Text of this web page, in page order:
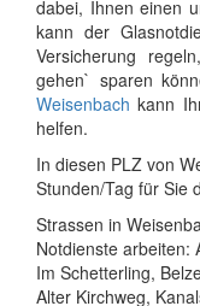
dabei, Ihnen einen
kann der
Versicherung
gehen` sparen
Weisenbach kann
helfen.
In diesen PLZ von
Stunden/Tag für Sie
Strassen in
Notdienste arbeiten:
Im Schetterling,
Alter Kirchweg,